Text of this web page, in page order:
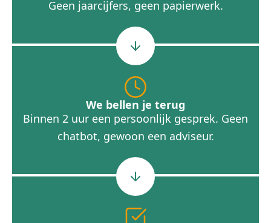
Geen jaarcijfers, geen papierwerk.
We bellen je terug
Binnen 2 uur een persoonlijk gesprek. Geen
chatbot, gewoon een adviseur.